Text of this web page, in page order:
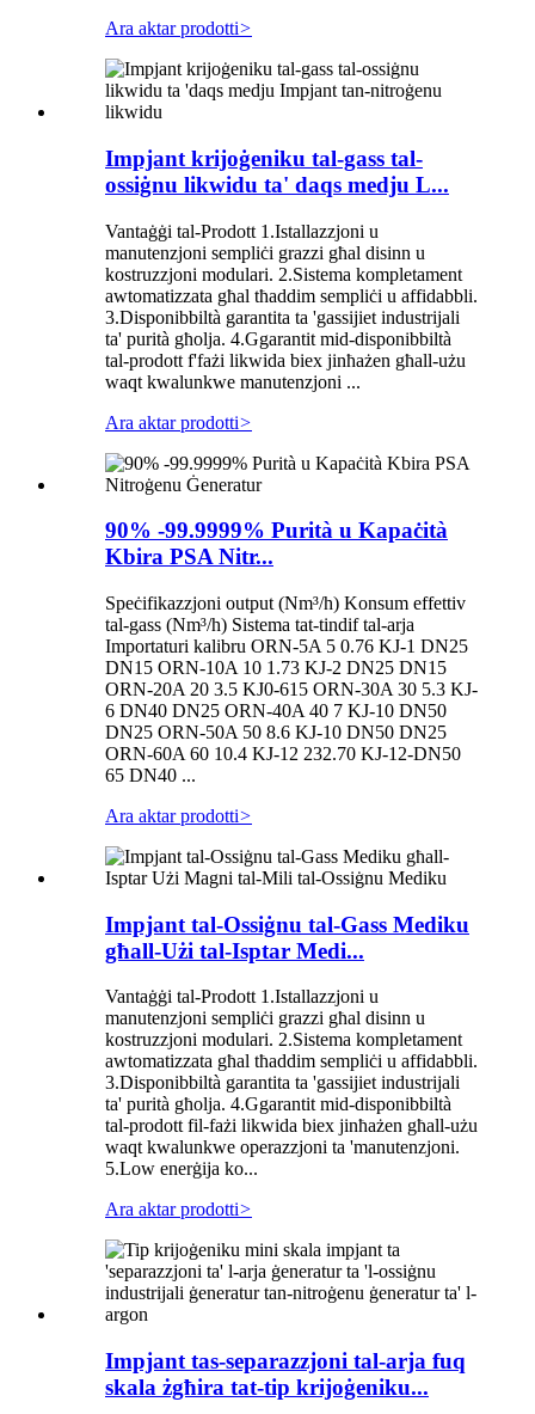
Ara aktar prodotti>
Impjant krijoġeniku tal-gass tal-
ossiġnu likwidu ta' daqs medju L...
Vantaġġi tal-Prodott 1.Istallazzjoni u
manutenzjoni sempliċi grazzi għal disinn u
kostruzzjoni modulari. 2.Sistema kompletament
awtomatizzata għal tħaddim sempliċi u affidabbli.
3.Disponibbiltà garantita ta 'gassijiet industrijali
ta' purità għolja. 4.Ggarantit mid-disponibbiltà
tal-prodott f'fażi likwida biex jinħażen għall-użu
waqt kwalunkwe manutenzjoni ...
Ara aktar prodotti>
90% -99.9999% Purità u Kapaċità
Kbira PSA Nitr...
Speċifikazzjoni output (Nm³/h) Konsum effettiv
tal-gass (Nm³/h) Sistema tat-tindif tal-arja
Importaturi kalibru ORN-5A 5 0.76 KJ-1 DN25
DN15 ORN-10A 10 1.73 KJ-2 DN25 DN15
ORN-20A 20 3.5 KJ0-615 ORN-30A 30 5.3 KJ-
6 DN40 DN25 ORN-40A 40 7 KJ-10 DN50
DN25 ORN-50A 50 8.6 KJ-10 DN50 DN25
ORN-60A 60 10.4 KJ-12 232.70 KJ-12-DN50
65 DN40 ...
Ara aktar prodotti>
Impjant tal-Ossiġnu tal-Gass Mediku
għall-Użi tal-Isptar Medi...
Vantaġġi tal-Prodott 1.Istallazzjoni u
manutenzjoni sempliċi grazzi għal disinn u
kostruzzjoni modulari. 2.Sistema kompletament
awtomatizzata għal tħaddim sempliċi u affidabbli.
3.Disponibbiltà garantita ta 'gassijiet industrijali
ta' purità għolja. 4.Ggarantit mid-disponibbiltà
tal-prodott fil-fażi likwida biex jinħażen għall-użu
waqt kwalunkwe operazzjoni ta 'manutenzjoni.
5.Low enerġija ko...
Ara aktar prodotti>
Impjant tas-separazzjoni tal-arja fuq
skala żgħira tat-tip krijoġeniku...